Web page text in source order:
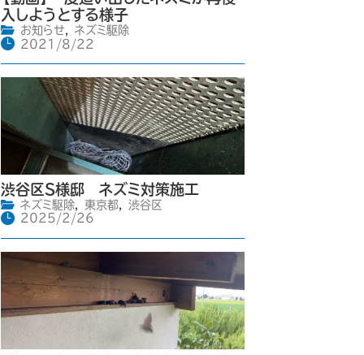
入しようとする様子
お知らせ,
ネズミ駆除
2021/8/22
渋谷区S様邸 ネズミ対策施工
ネズミ駆除, 東京都,
渋谷区
2025/2/26